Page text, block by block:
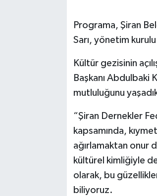
Programa, Şiran
Sarı, yönetim
Kültür gezisinin
Başkanı Abdulbaki
mutluluğunu
“Şiran Dernekler
kapsamında,
ağırlamaktan onur
kültürel kimliğiyle
olarak, bu
biliyoruz.